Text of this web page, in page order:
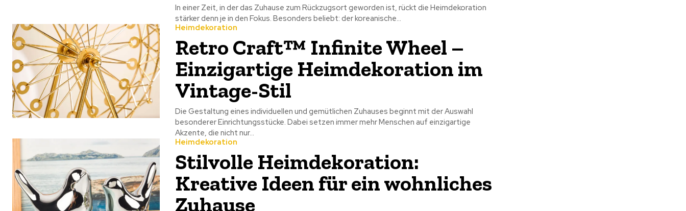
In einer Zeit, in der das Zuhause zum Rückzugsort geworden ist, rückt die Heimdekoration
stärker denn je in den Fokus. Besonders beliebt: der koreanische...
Heimdekoration
Retro Craft™ Infinite Wheel –
Einzigartige Heimdekoration im
Vintage-Stil
Die Gestaltung eines individuellen und gemütlichen Zuhauses beginnt mit der Auswahl
besonderer Einrichtungsstücke. Dabei setzen immer mehr Menschen auf einzigartige
Akzente, die nicht nur...
Heimdekoration
Stilvolle Heimdekoration:
Kreative Ideen für ein wohnliches
Zuhause